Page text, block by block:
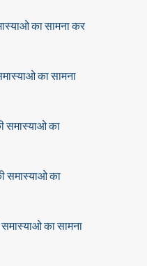
का सामना कर
का सामना
समास्याओ का
समास्याओ का
का सामना